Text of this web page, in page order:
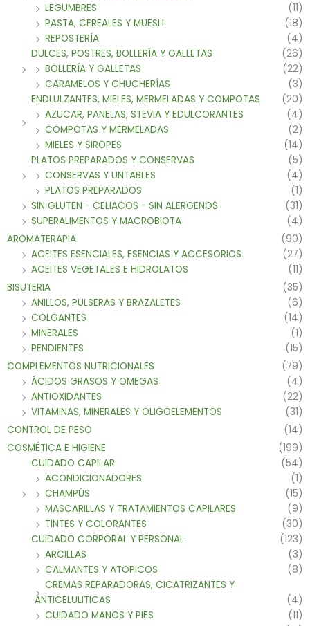
LEGUMBRES
(11)
PASTA, CEREALES Y MUESLI
(18)
REPOSTERÍA
(4)
DULCES, POSTRES, BOLLERÍA Y GALLETAS
(26)
BOLLERÍA Y GALLETAS
(22)
CARAMELOS Y CHUCHERÍAS
(3)
ENDLULZANTES, MIELES, MERMELADAS Y COMPOTAS
(20)
AZUCAR, PANELAS, STEVIA Y EDULCORANTES
(4)
COMPOTAS Y MERMELADAS
(2)
MIELES Y SIROPES
(14)
PLATOS PREPARADOS Y CONSERVAS
(5)
CONSERVAS Y UNTABLES
(4)
PLATOS PREPARADOS
(1)
SIN GLUTEN - CELIACOS - SIN ALERGENOS
(31)
SUPERALIMENTOS Y MACROBIOTA
(4)
AROMATERAPIA
(90)
ACEITES ESENCIALES, ESENCIAS Y ACCESORIOS
(27)
ACEITES VEGETALES E HIDROLATOS
(11)
BISUTERIA
(35)
ANILLOS, PULSERAS Y BRAZALETES
(6)
COLGANTES
(14)
MINERALES
(1)
PENDIENTES
(15)
COMPLEMENTOS NUTRICIONALES
(79)
ÁCIDOS GRASOS Y OMEGAS
(4)
ANTIOXIDANTES
(22)
VITAMINAS, MINERALES Y OLIGOELEMENTOS
(31)
CONTROL DE PESO
(14)
COSMÉTICA E HIGIENE
(199)
CUIDADO CAPILAR
(54)
ACONDICIONADORES
(1)
CHAMPÚS
(15)
MASCARILLAS Y TRATAMIENTOS CAPILARES
(9)
TINTES Y COLORANTES
(30)
CUIDADO CORPORAL Y PERSONAL
(123)
ARCILLAS
(3)
CALMANTES Y ATOPICOS
(8)
CREMAS REPARADORAS, CICATRIZANTES Y
ANTICELULITICAS
(4)
CUIDADO MANOS Y PIES
(11)